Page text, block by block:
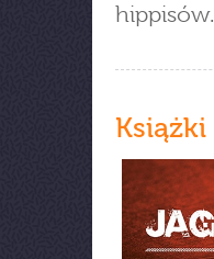
hippisów.
Książki